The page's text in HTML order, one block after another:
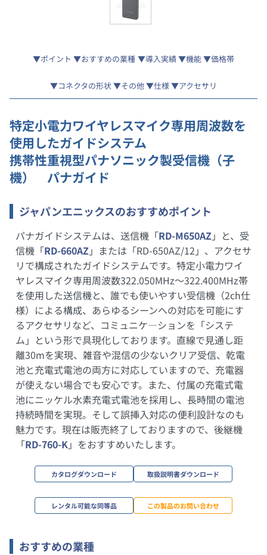
ポイント おすすめの業種 導入実績 機能 価格帯
コネクタの形状 その他 仕様 アクセサリ
特定小電力ワイヤレスマイク専用周波数を
使用したガイドシステム
携帯性重視型パナソニック製受信機（子
機） パナガイド
ジャパンエニックスのおすすめポイント
パナガイドシステムは、送信機「RD-M650AZ」と、受
信機「RD-660AZ」または「RD-650AZ/12」、アクセサ
リで構成されたガイドシステムです。特定小電力ワイ
ヤレスマイク専用周波数322.050MHz～322.400MHz帯
を使用した送信機と、誰でも使いやすい受信機（2ch仕
様）による構成、あらゆるシーンへの対応を可能にす
るアクセサリなど、コミュニケ―ションを「システ
ム」という形で具現化しております。直線で見通し距
離30mを実現、雑音や混信の少ないクリア受信、乾電
池と充電式電池の両方に対応していますので、充電器
が使えない場合でも安心です。また、付属の充電式電
池にニッケル水素充電式電池を採用し、長時間の電池
持続時間を実現。そして誤挿入対応の便利設計なのも
魅力です。現在は販売終了しておりますので、後継機
「RD-760-K」をおすすめいたします。
カタログダウンロード 取扱説明書ダウンロード
レンタル可能な同等品 この製品のお問い合わせ
おすすめの業種